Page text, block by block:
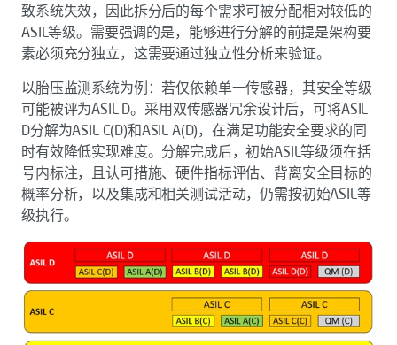
致系统失效，因此拆分后的每个需求可被分配相对较低的
ASIL等级。需要强调的是，能够进行分解的前提是架构要
素必须充分独立，这需要通过独立性分析来验证。
以胎压监测系统为例：若仅依赖单一传感器，其安全等级
可能被评为ASIL D。采用双传感器冗余设计后，可将ASIL
D分解为ASIL C(D)和ASIL A(D)，在满足功能安全要求的同
时有效降低实现难度。分解完成后，初始ASIL等级须在括
号内标注，且认可措施、硬件指标评估、背离安全目标的
概率分析，以及集成和相关测试活动，仍需按初始ASIL等
级执行。